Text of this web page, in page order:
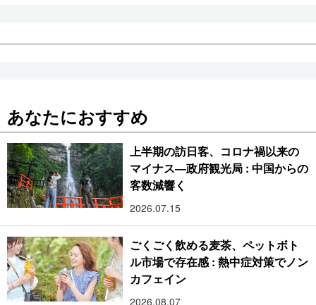
あなたにおすすめ
上半期の訪日客、コロナ禍以来の
マイナス―政府観光局 : 中国からの
客数減響く
2026.07.15
ごくごく飲める麦茶、ペットボト
ル市場で存在感 : 熱中症対策でノン
カフェイン
2026.08.07